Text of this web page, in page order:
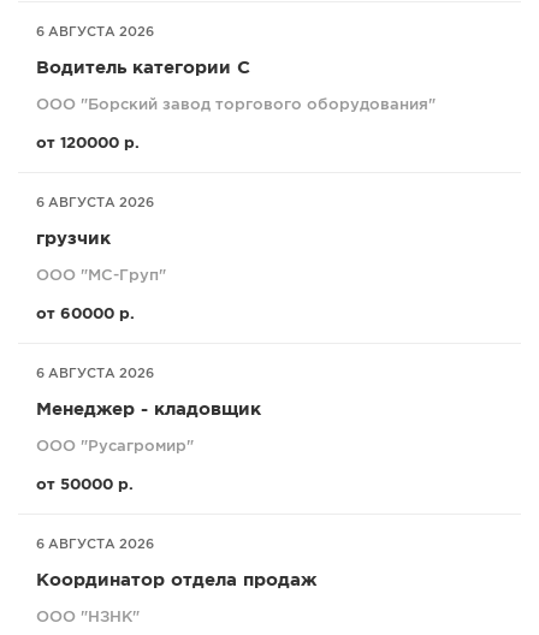
6 АВГУСТА 2026
Водитель категории С
ООО "Борский завод торгового оборудования"
от 120000 р.
6 АВГУСТА 2026
грузчик
ООО "МС-Груп"
от 60000 р.
6 АВГУСТА 2026
Менеджер - кладовщик
ООО "Русагромир"
от 50000 р.
6 АВГУСТА 2026
Координатор отдела продаж
ООО "НЗНК"